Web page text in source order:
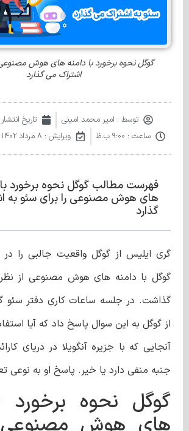
گوگل نحوه برخورد با دامنه های هوش مصنوعی
اشتراک می گذارد
توسط : امیر محمد امینی تاریخ
ساعت : 9:00 ب.ظ ویرایش : 8 مرداد 1402
فهرست مطالب گوگل نحوه برخورد با
های هوش مصنوعی را برای سئو به
گذارد
گری ایلیس از گوگل واقعیت جالبی را در
گوگل با دامنه های هوش مصنوعی از
گذاشت. در جلسه ساعات کاری دفتر سئو
آنجایی که با جزیره آنگویلا در دریای
جنبه منفی دارد یا خیر. پاسخ او به نوعی
گوگل نحوه برخورد